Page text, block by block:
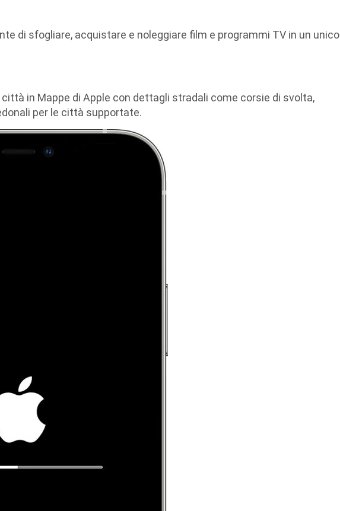
di sfogliare, acquistare e noleggiare film e programmi TV in un unico
in Mappe di Apple con dettagli stradali come corsie di svolta,
per le città supportate.